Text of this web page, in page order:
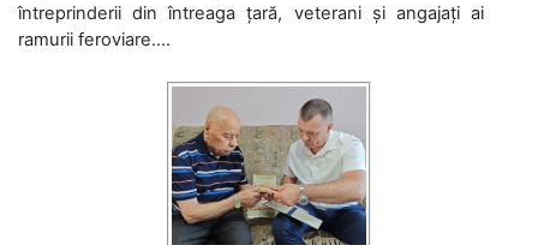
întreprinderii din întreaga țară, veterani și angajați ai
ramurii feroviare....